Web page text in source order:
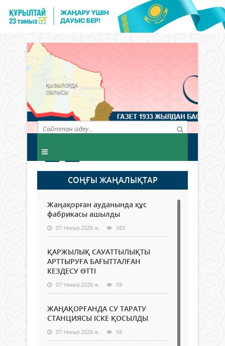
СОҢҒЫ ЖАҢАЛЫҚТАР
Жаңақорған ауданында құс
фабрикасы ашылды
07 тамыз 2026 ж. 583
ҚАРЖЫЛЫҚ САУАТТЫЛЫҚТЫ
АРТТЫРУҒА БАҒЫТТАЛҒАН
КЕЗДЕСУ ӨТТІ
07 тамыз 2026 ж. 59
ЖАҢАҚОРҒАНДА СУ ТАРАТУ
СТАНЦИЯСЫ ІСКЕ ҚОСЫЛДЫ
07 тамыз 2026 ж. 58